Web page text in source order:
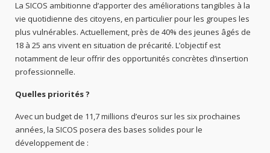
La SICOS ambitionne d’apporter des améliorations tangibles à la
vie quotidienne des citoyens, en particulier pour les groupes les
plus vulnérables. Actuellement, près de 40% des jeunes âgés de
18 à 25 ans vivent en situation de précarité. L’objectif est
notamment de leur offrir des opportunités concrètes d’insertion
professionnelle.
Quelles priorités ?
Avec un budget de 11,7 millions d’euros sur les six prochaines
années, la SICOS posera des bases solides pour le
développement de :